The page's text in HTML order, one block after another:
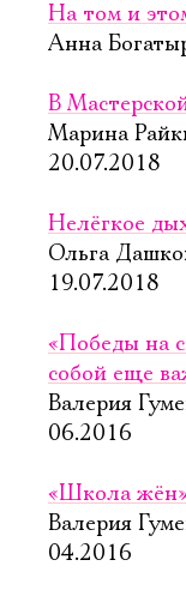
На том и
Анна
В
Марина
20.07.2018
Нелёгкое
Ольга
19.07.2018
«Победы на
собой еще
Валерия
06.2016
«Школа
Валерия
04.2016